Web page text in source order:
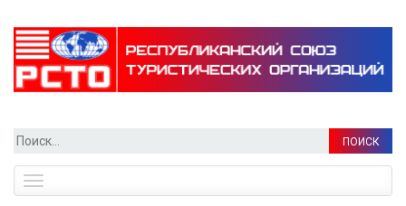
Найти:
navigation